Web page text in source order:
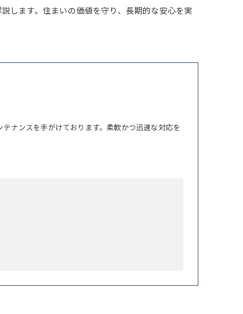
します。住まいの価値を守り、長期的な安心を実
ナンスを手がけております。柔軟かつ迅速な対応を